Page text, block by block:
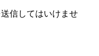
信してはいけませ